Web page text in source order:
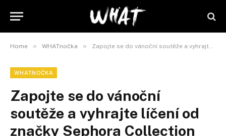
Home » WHATnočka » Zapojte se do vánoční soutěže a vyhrajte líčení od značky Sephora Collection
WHATNOČKA
Zapojte se do vánoční
soutěže a vyhrajte líčení od
značky Sephora Collection